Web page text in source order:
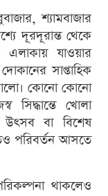
শ্যামবাজার
দূরদূরান্ত থেকে
যাওয়ার
সাপ্তাহিক
কোনো কোনো
সিদ্ধান্তে খোলা
বা বিশেষ
পরিবর্তন আসতে
থাকলেও